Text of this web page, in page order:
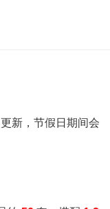
新，节假日期间会